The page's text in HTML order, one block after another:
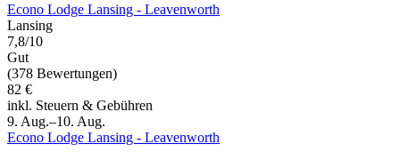
Econo Lodge Lansing - Leavenworth
Lansing
7,8/10
Gut
(378 Bewertungen)
82 €
inkl. Steuern & Gebühren
9. Aug.–10. Aug.
Econo Lodge Lansing - Leavenworth